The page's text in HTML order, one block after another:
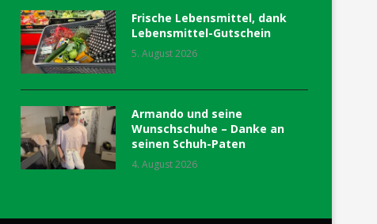
Frische Lebensmittel, dank
Lebensmittel-Gutschein
5. August 2026
Armando und seine
Wunschschuhe – Danke an
seinen Schuh-Paten
4. August 2026